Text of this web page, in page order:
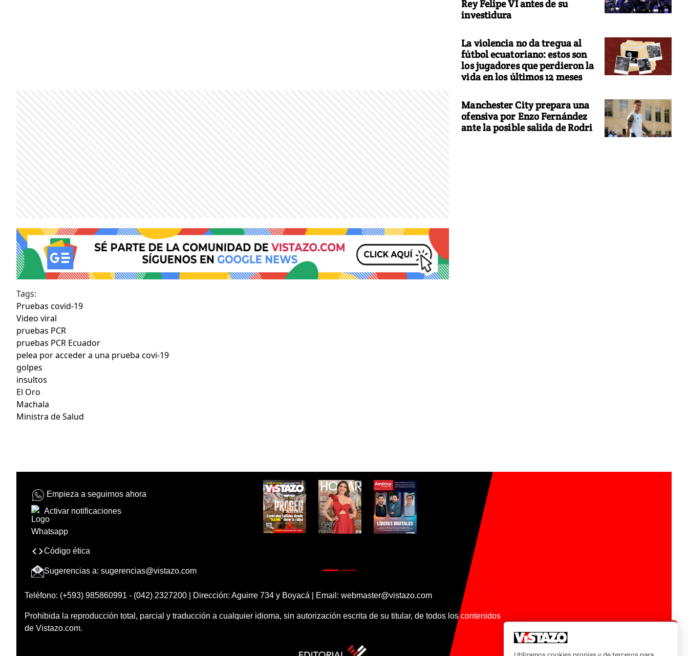
Tags:
Pruebas covid-19
Video viral
pruebas PCR
pruebas PCR Ecuador
pelea por acceder a una prueba covi-19
golpes
insultos
El Oro
Machala
Ministra de Salud
Rey Felipe VI antes de su
investidura
La violencia no da tregua al
fútbol ecuatoriano: estos son
los jugadores que perdieron la
vida en los últimos 12 meses
Manchester City prepara una
ofensiva por Enzo Fernández
ante la posible salida de Rodri
Empieza a seguirnos ahora
Activar notificaciones
Código ética
Sugerencias a: sugerencias@vistazo.com
Teléfono: (+593) 985860991 - (042) 2327200 | Dirección: Aguirre 734 y Boyacá | Email: webmaster@vistazo.com
Prohibida la reproducción total, parcial y traducción a cualquier idioma, sin autorización escrita de su titular, de todos los contenidos
de Vistazo.com.